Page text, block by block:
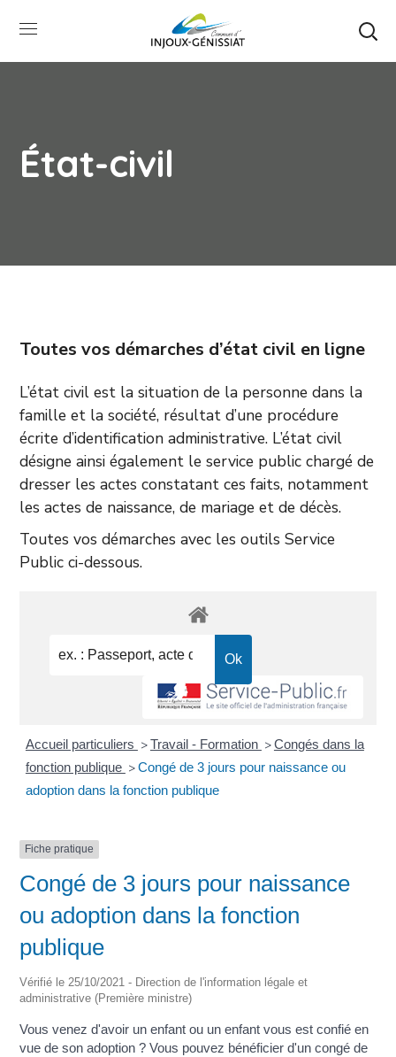
État-civil
Toutes vos démarches d’état civil en ligne
L’état civil est la situation de la personne dans la
famille et la société, résultat d’une procédure
écrite d’identification administrative. L’état civil
désigne ainsi également le service public chargé de
dresser les actes constatant ces faits, notamment
les actes de naissance, de mariage et de décès.
Toutes vos démarches avec les outils Service
Public ci-dessous.
Accueil particuliers >Travail - Formation >Congés dans la
fonction publique >Congé de 3 jours pour naissance ou
adoption dans la fonction publique
Fiche pratique
Congé de 3 jours pour naissance
ou adoption dans la fonction
publique
Vérifié le 25/10/2021 - Direction de l'information légale et
administrative (Première ministre)
Vous venez d'avoir un enfant ou un enfant vous est confié en
vue de son adoption ? Vous pouvez bénéficier d'un congé de